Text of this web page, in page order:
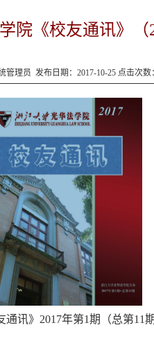
院《校友通讯》（
管理员 发布日期：2017-10-25 点击次数：
通讯》2017年第1期（总第11